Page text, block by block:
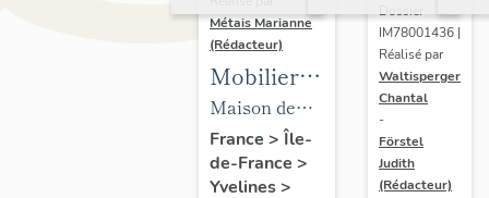
Métais Marianne
(Rédacteur)
Mobilier
de la
maison
Louis
Maison de
villégiature
dite maison
France > Île-
de-France >
Yvelines>
Dossier
IM78001436 |
Réalisé par
Waltisperger
Chantal
-
Förstel
Judith
(Rédacteur)